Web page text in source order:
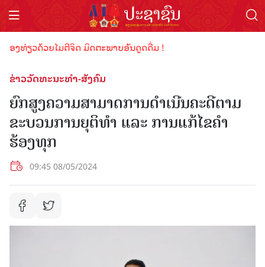
ທ່ຽວດ້ວຍໄມຕີຈິດ ມິດຕະພາບອັນດູດດື່ມ !
ຂ່າວວັດທະນະທຳ-ສັງຄົມ
ຍົກສູງຄວາມສາມາດການດຳເນີນຄະດີຕາມ
ຂະບວນການຍຸຕິທຳ ແລະ ການແກ້ໄຂຄຳ
ຮ້ອງທຸກ
09:45 08/05/2024